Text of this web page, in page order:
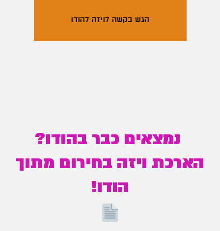
הגש בקשה לויזה להודו
נמצאים כבר בהודו?
הארכת ויזה בחירום מתוך
הודו!